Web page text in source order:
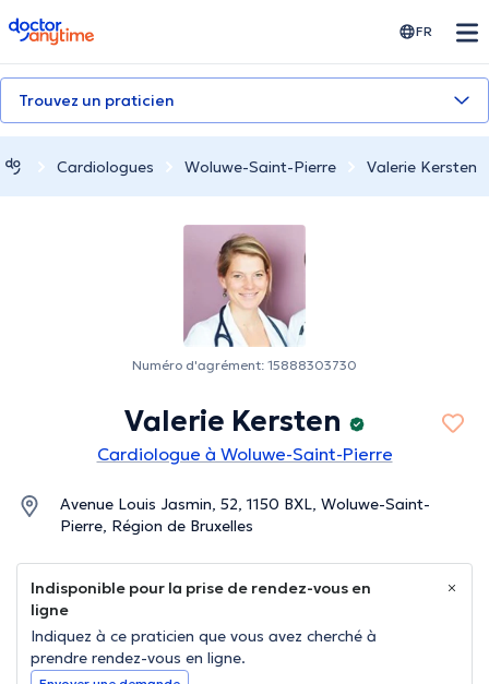
doctoranytime FR
Trouvez un praticien
Cardiologues Woluwe-Saint-Pierre Valerie Kersten
Numéro d'agrément: 15888303730
Valerie Kersten
Cardiologue à Woluwe-Saint-Pierre
Avenue Louis Jasmin, 52, 1150 BXL, Woluwe-Saint-
Pierre, Région de Bruxelles
Indisponible pour la prise de rendez-vous en
ligne
Indiquez à ce praticien que vous avez cherché à
prendre rendez-vous en ligne.